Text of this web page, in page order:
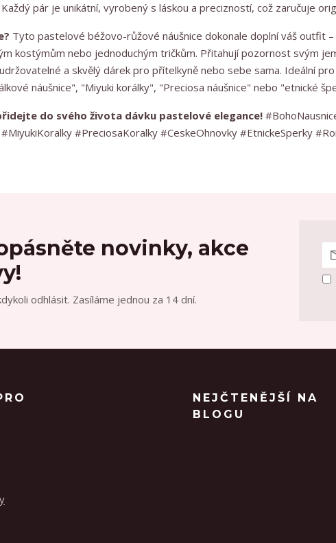
Každý pár je unikátní, vyrobený s láskou a precizností, což zaručuje
Tyto pastelové béžovo-růžové náušnice dokonale doplní váš outfit
kostýmům nebo jednoduchým tričkům. Přitahují pozornost svým
a skvělý dárek pro přítelkyně nebo sebe sama. Ideální
náušnice", "Miyuki korálky", "Preciosa náušnice" nebo "etnické
do svého života dávku pastelové elegance!
#PreciosaKoralky #CeskeOhnovky #EtnickeSperky
novinky, akce
odhlásit. Zasíláme jednou za 14 dní.
NEJČTENĚJŠÍ NA
BLOGU